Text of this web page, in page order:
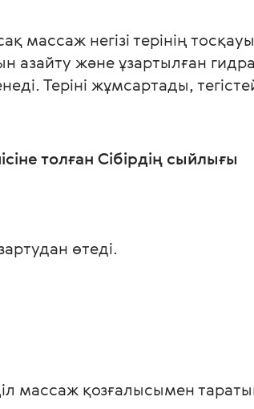
негізі терінің
және ұзартылған
Теріні жұмсартады,
толған Сібірдің сыйлығы
өтеді.